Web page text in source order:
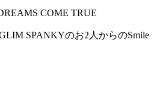
COME TRUE
SPANKYのお2人からのSmile